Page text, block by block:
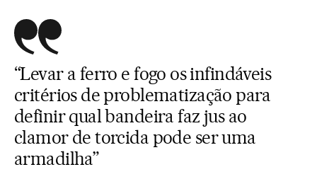
“Levar a ferro e fogo os infindáveis
critérios de problematização para
definir qual bandeira faz jus ao
clamor de torcida pode ser uma
armadilha”